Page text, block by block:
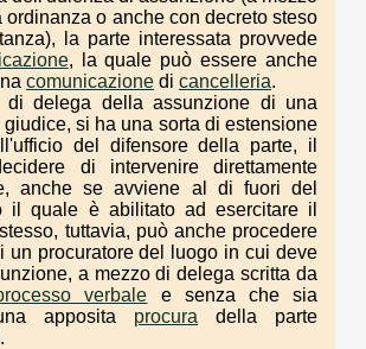
ordinanza o anche con decreto steso
la parte interessata provvede
, la quale può essere anche
comunicazione di cancelleria.
di delega della assunzione di una
giudice, si ha una sorta di estensione
del difensore della parte, il
di intervenire direttamente
anche se avviene al di fuori del
il quale è abilitato ad esercitare il
tuttavia, può anche procedere
un procuratore del luogo in cui deve
a mezzo di delega scritta da
verbale e senza che sia
apposita procura della parte